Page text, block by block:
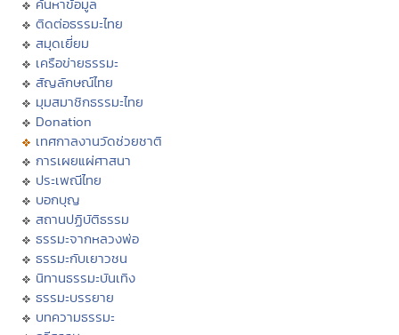
ค้นหาข้อมูล
ติดต่อธรรมะไทย
สมุดเยี่ยม
เครือข่ายธรรมะ
สัญลักษณ์ไทย
มุมสมาชิกธรรมะไทย
Donation
เทศกาลงานวัดช่วยชาติ
การเผยแผ่ศาสนา
ประเพณีไทย
บอกบุญ
สถานปฏิบัติธรรม
ธรรมะจากหลวงพ่อ
ธรรมะกับเยาวชน
นิทานธรรมะบันเทิง
ธรรมะบรรยาย
บทความธรรมะ